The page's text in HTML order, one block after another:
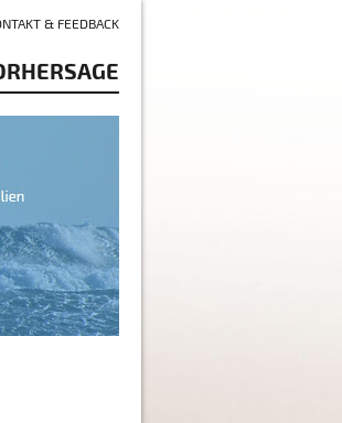
& FEEDBACK